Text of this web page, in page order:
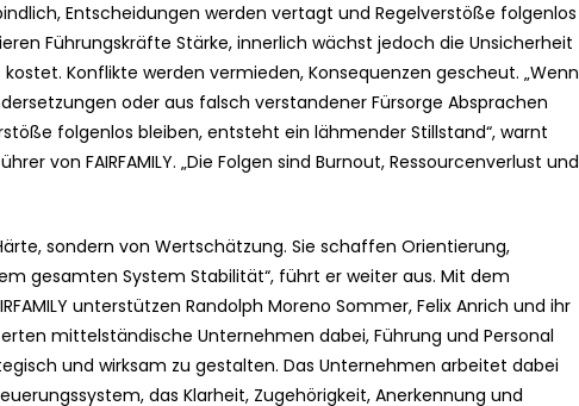
Entscheidungen werden vertagt und Regelverstöße folgenlos
Führungskräfte Stärke, innerlich wächst jedoch die Unsicherheit
Konflikte werden vermieden, Konsequenzen gescheut. „Wenn
oder aus falsch verstandener Fürsorge Absprachen
folgenlos bleiben, entsteht ein lähmender Stillstand“, warnt
von FAIRFAMILY. „Die Folgen sind Burnout, Ressourcenverlust und
sondern von Wertschätzung. Sie schaffen Orientierung,
gesamten System Stabilität“, führt er weiter aus. Mit dem
unterstützen Randolph Moreno Sommer, Felix Anrich und ihr
mittelständische Unternehmen dabei, Führung und Personal
und wirksam zu gestalten. Das Unternehmen arbeitet dabei
das Klarheit, Zugehörigkeit, Anerkennung und